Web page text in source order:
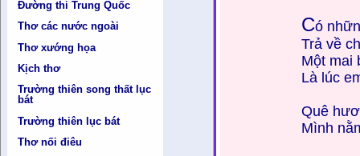
Đường thi Trung Quốc
Thơ các nước ngoài
Thơ xướng họa
Kịch thơ
Trường thiên song thất lục
bát
Trường thiên lục bát
Thơ nối điêu
Có
Trả về
Một mai
Là lúc
Quê
Mình